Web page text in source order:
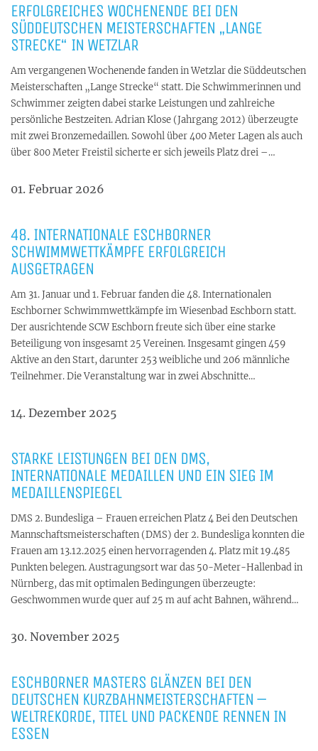
ERFOLGREICHES WOCHENENDE BEI DEN
SÜDDEUTSCHEN MEISTERSCHAFTEN „LANGE
STRECKE“ IN WETZLAR
Am vergangenen Wochenende fanden in Wetzlar die Süddeutschen
Meisterschaften „Lange Strecke“ statt. Die Schwimmerinnen und
Schwimmer zeigten dabei starke Leistungen und zahlreiche
persönliche Bestzeiten. Adrian Klose (Jahrgang 2012) überzeugte
mit zwei Bronzemedaillen. Sowohl über 400 Meter Lagen als auch
über 800 Meter Freistil sicherte er sich jeweils Platz drei –…
01. Februar 2026
48. INTERNATIONALE ESCHBORNER
SCHWIMMWETTKÄMPFE ERFOLGREICH
AUSGETRAGEN
Am 31. Januar und 1. Februar fanden die 48. Internationalen
Eschborner Schwimmwettkämpfe im Wiesenbad Eschborn statt.
Der ausrichtende SCW Eschborn freute sich über eine starke
Beteiligung von insgesamt 25 Vereinen. Insgesamt gingen 459
Aktive an den Start, darunter 253 weibliche und 206 männliche
Teilnehmer. Die Veranstaltung war in zwei Abschnitte…
14. Dezember 2025
STARKE LEISTUNGEN BEI DEN DMS,
INTERNATIONALE MEDAILLEN UND EIN SIEG IM
MEDAILLENSPIEGEL
DMS 2. Bundesliga – Frauen erreichen Platz 4 Bei den Deutschen
Mannschaftsmeisterschaften (DMS) der 2. Bundesliga konnten die
Frauen am 13.12.2025 einen hervorragenden 4. Platz mit 19.485
Punkten belegen. Austragungsort war das 50-Meter-Hallenbad in
Nürnberg, das mit optimalen Bedingungen überzeugte:
Geschwommen wurde quer auf 25 m auf acht Bahnen, während…
30. November 2025
ESCHBORNER MASTERS GLÄNZEN BEI DEN
DEUTSCHEN KURZBAHNMEISTERSCHAFTEN –
WELTREKORDE, TITEL UND PACKENDE RENNEN IN
ESSEN